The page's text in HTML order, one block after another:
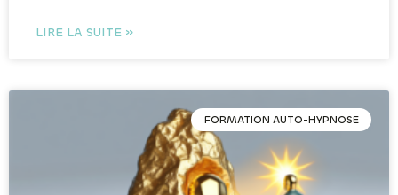
LIRE LA SUITE »
FORMATION AUTO-HYPNOSE